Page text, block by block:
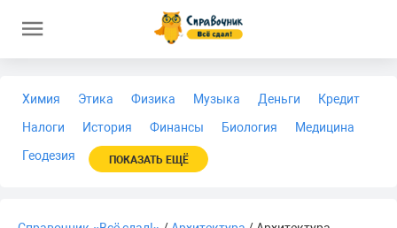
Химия Этика Физика Музыка Деньги
Кредит
Налоги
История Финансы Биология
Медицина
Геодезия
ПОКАЗАТЬ ЕЩЁ